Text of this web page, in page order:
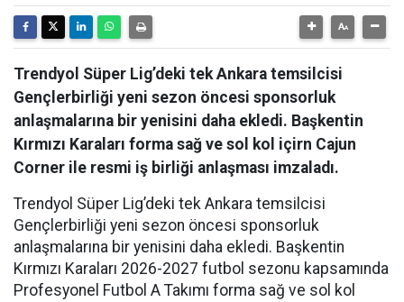
Trendyol Süper Lig’deki tek Ankara temsilcisi
Gençlerbirliği yeni sezon öncesi sponsorluk
anlaşmalarına bir yenisini daha ekledi. Başkentin
Kırmızı Karaları forma sağ ve sol kol içirn Cajun
Corner ile resmi iş birliği anlaşması imzaladı.
Trendyol Süper Lig’deki tek Ankara temsilcisi
Gençlerbirliği yeni sezon öncesi sponsorluk
anlaşmalarına bir yenisini daha ekledi. Başkentin
Kırmızı Karaları 2026-2027 futbol sezonu kapsamında
Profesyonel Futbol A Takımı forma sağ ve sol kol